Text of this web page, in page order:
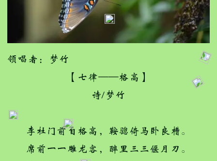
领唱者：梦竹
【七律——格高】
诗/梦竹
李杜门前自格高，鞍骢倚马卧良槽。
席前一一雕龙客，醉里三三偃月刀。